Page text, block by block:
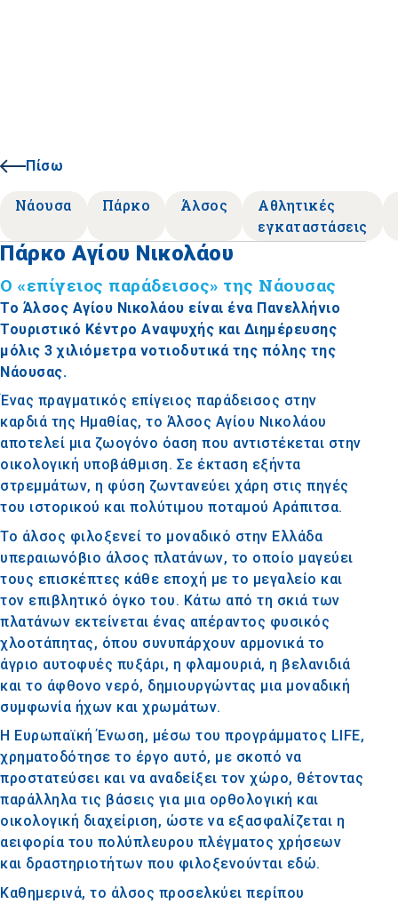
Πίσω
Νάουσα Πάρκο Άλσος
Αθλητικές
εγκαταστάσεις
Πάρκο Αγίου Νικολάου
Ο «επίγειος παράδεισος» της Νάουσας
Το Άλσος Αγίου Νικολάου είναι ένα Πανελλήνιο
Τουριστικό Κέντρο Αναψυχής και Διημέρευσης
μόλις 3 χιλιόμετρα νοτιοδυτικά της πόλης της
Νάουσας.
Ένας πραγματικός επίγειος παράδεισος στην
καρδιά της Ημαθίας, το Άλσος Αγίου Νικολάου
αποτελεί μια ζωογόνο όαση που αντιστέκεται στην
οικολογική υποβάθμιση. Σε έκταση εξήντα
στρεμμάτων, η φύση ζωντανεύει χάρη στις πηγές
του ιστορικού και πολύτιμου ποταμού Αράπιτσα.
Το άλσος φιλοξενεί το μοναδικό στην Ελλάδα
υπεραιωνόβιο άλσος πλατάνων, το οποίο μαγεύει
τους επισκέπτες κάθε εποχή με το μεγαλείο και
τον επιβλητικό όγκο του. Κάτω από τη σκιά των
πλατάνων εκτείνεται ένας απέραντος φυσικός
χλοοτάπητας, όπου συνυπάρχουν αρμονικά το
άγριο αυτοφυές πυξάρι, η φλαμουριά, η βελανιδιά
και το άφθονο νερό, δημιουργώντας μια μοναδική
συμφωνία ήχων και χρωμάτων.
Η Ευρωπαϊκή Ένωση, μέσω του προγράμματος LIFE,
χρηματοδότησε το έργο αυτό, με σκοπό να
προστατεύσει και να αναδείξει τον χώρο, θέτοντας
παράλληλα τις βάσεις για μια ορθολογική και
οικολογική διαχείριση, ώστε να εξασφαλίζεται η
αειφορία του πολύπλευρου πλέγματος χρήσεων
και δραστηριοτήτων που φιλοξενούνται εδώ.
Καθημερινά, το άλσος προσελκύει περίπου